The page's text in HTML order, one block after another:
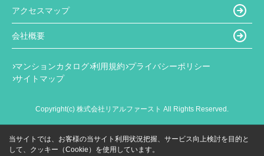
アクセスマップ
会社概要
マンションカタログ 利用規約 プライバシーポリシー
サイトマップ
Copyright(c) 株式会社リアルファースト All Rights Reserved.
当サイトでは、お客様の当サイト利用状況把握、サービス向上検討を目的と
して、クッキー（Cookie）を使用しています。